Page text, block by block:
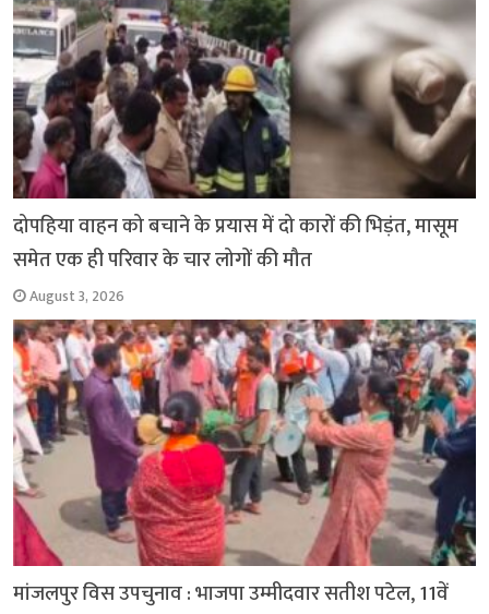
दोपहिया वाहन को बचाने के प्रयास में दो कारों की भिड़ंत, मासूम
समेत एक ही परिवार के चार लोगों की मौत
August 3, 2026
मांजलपुर विस उपचुनाव : भाजपा उम्मीदवार सतीश पटेल, 11वें